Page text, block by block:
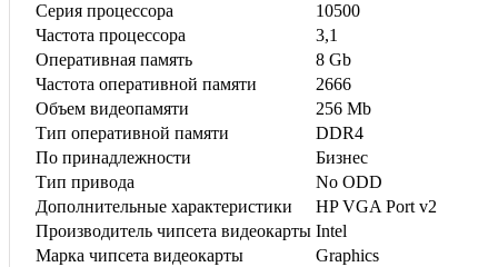
Серия процессора
10500
Частота процессора
3,1
Оперативная память
8 Gb
Частота оперативной памяти
2666
Объем видеопамяти
256 Mb
Тип оперативной памяти
DDR4
По принадлежности
Бизнес
Тип привода
Nо ODD
Дополнительные характеристики
HP VGA Port v2
Производитель чипсета видеокарты Intel
Марка чипсета видеокарты
Graphics